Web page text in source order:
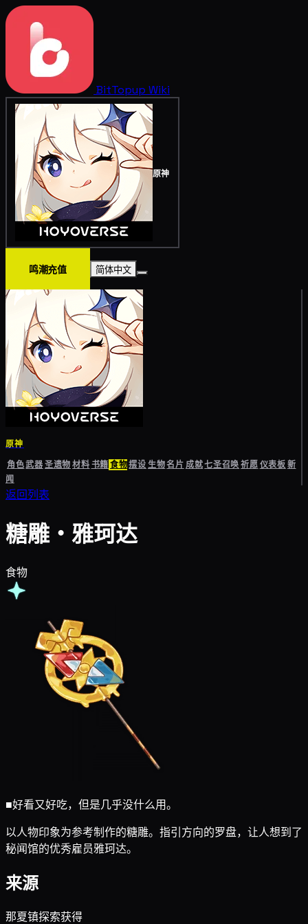
BitTopup Wiki
原神
鸣潮充值 简体中文
原神
角色武器圣遗物材料书籍食物摆设生物名片成就七圣召唤祈愿仪表板新
闻
返回列表
糖雕・雅珂达
食物
■好看又好吃，但是几乎没什么用。
以人物印象为参考制作的糖雕。指引方向的罗盘，让人想到了
秘闻馆的优秀雇员雅珂达。
来源
那夏镇探索获得